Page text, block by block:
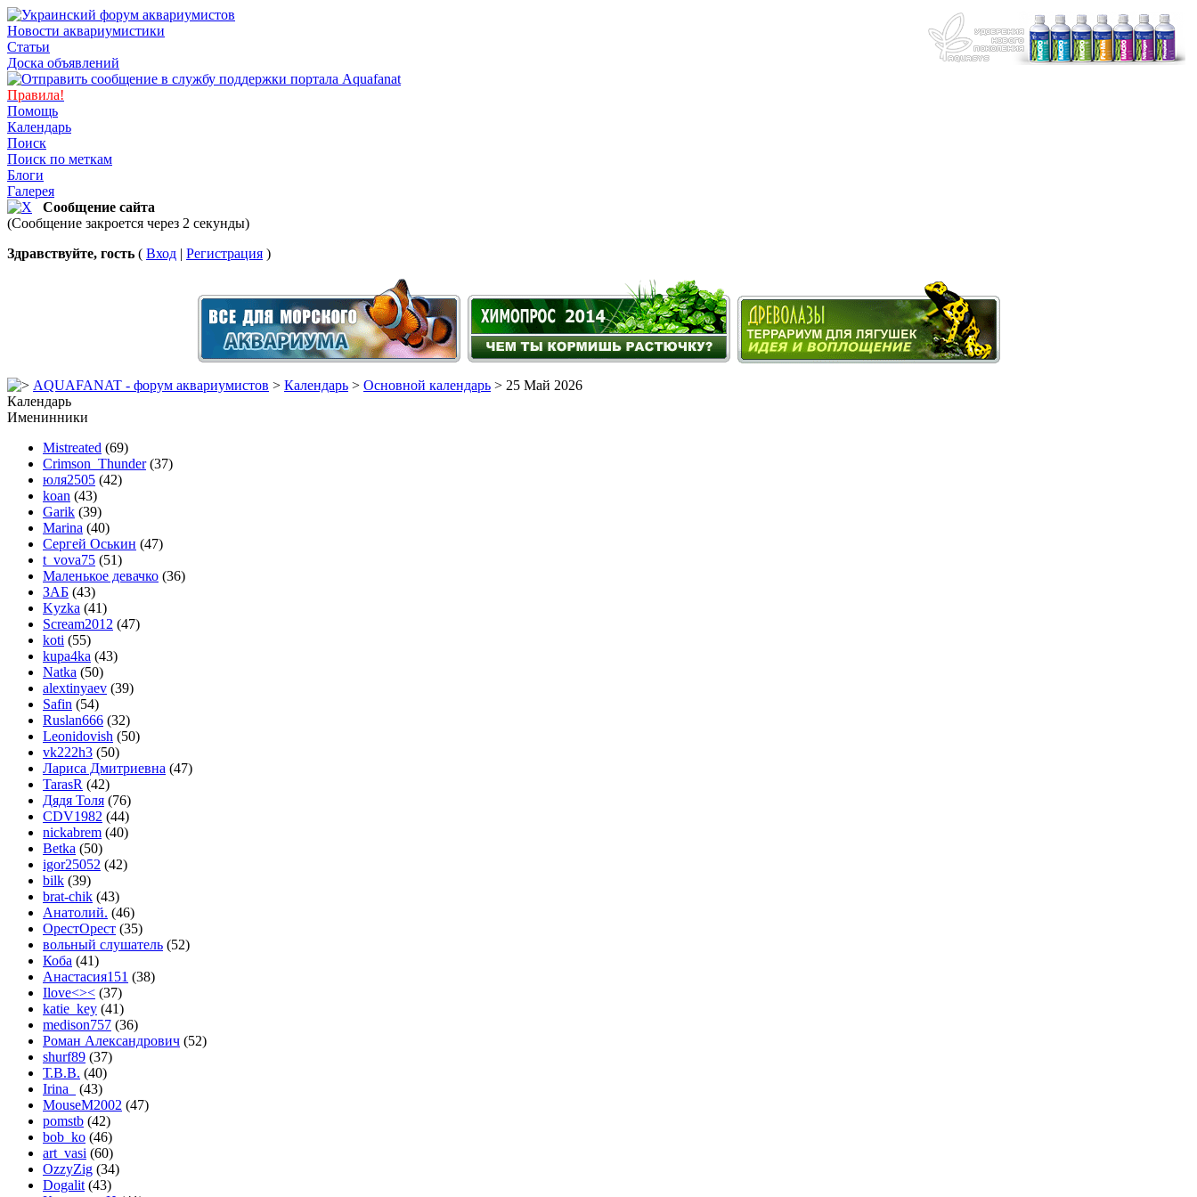
Новости аквариумистики
Статьи
Доска объявлений
Правила!
Помощь
Календарь
Поиск
Поиск по меткам
Блоги
Галерея
Сообщение сайта
(Сообщение закроется через 2 секунды)
Здравствуйте, гость ( Вход | Регистрация )
AQUAFANAT - форум аквариумистов > Календарь > Основной календарь > 25 Май 2026
Календарь
Именинники
Mistreated (69)
Crimson_Thunder(37)
юля2505 (42)
koan (43)
Garik (39)
Marina (40)
Сергей Оськин (47)
t_vova75 (51)
Маленькое девачко (36)
ЗАБ (43)
Kyzka (41)
Scream2012 (47)
koti (55)
kupa4ka (43)
Natka (50)
alextinyaev (39)
Safin (54)
Ruslan666 (32)
Leonidovish (50)
vk222h3 (50)
Лариса Дмитриевна (47)
TarasR (42)
Дядя Толя (76)
CDV1982 (44)
nickabrem (40)
Betka (50)
igor25052 (42)
bilk (39)
brat-chik (43)
Анатолий. (46)
ОрестОрест (35)
вольный слушатель (52)
Коба (41)
Анастасия151 (38)
Ilove<>< (37)
katie_key (41)
medison757 (36)
Роман Александрович (52)
shurf89 (37)
Т.В.В. (40)
Irina_
(43)
MouseM2002 (47)
pomstb (42)
bob_ko (46)
art_vasi (60)
OzzyZig (34)
Dogalit (43)